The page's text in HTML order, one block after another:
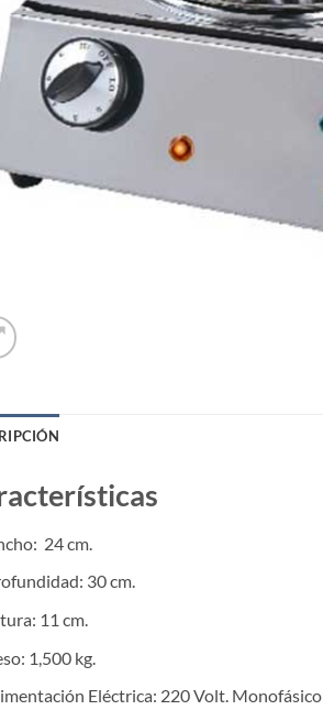
24 cm.
30 cm.
11 cm.
1,500 kg.
Eléctrica: 220 Volt. Monofásico